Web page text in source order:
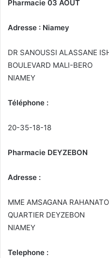
Pharmacie 03 AOUT
Adresse : Niamey
DR SANOUSSI ALASSANE
BOULEVARD MALI-BERO
NIAMEY
Téléphone :
20-35-18-18
Pharmacie DEYZEBON
Adresse :
MME AMSAGANA
QUARTIER DEYZEBON
NIAMEY
Telephone :